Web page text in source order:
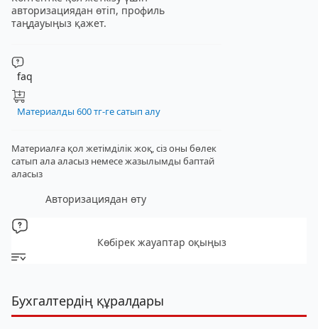
авторизациядан өтіп, профиль
таңдауыңыз қажет.
faq
Материалды 600 тг-ге сатып алу
Материалға қол жетімділік жоқ, сіз оны бөлек
сатып ала аласыз немесе жазылымды баптай
аласыз
Авторизациядан өту
Көбірек жауаптар оқыңыз
Бухгалтердің құралдары